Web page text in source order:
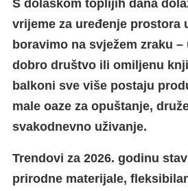
S dolaskom toplijih dana
vrijeme za uređenje prostora
boravimo na svježem zraku –
dobro društvo ili omiljenu
balkoni sve više postaju
male oaze za opuštanje,
svakodnevno uživanje.
Trendovi za 2026. godinu
prirodne materijale,